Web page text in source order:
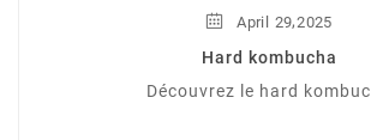
April 29,2025
Hard kombucha
Découvrez le hard